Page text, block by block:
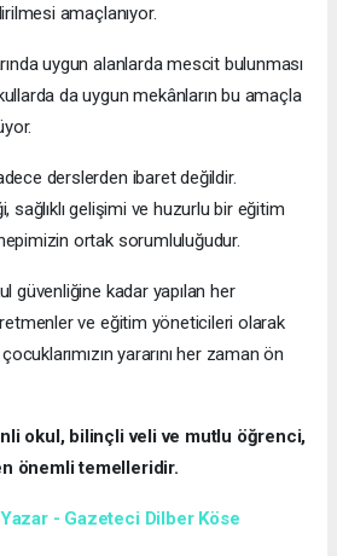
amaçlanıyor.
uygun alanlarda mescit bulunması
da uygun mekânların bu amaçla
derslerden ibaret değildir.
sağlıklı gelişimi ve huzurlu bir eğitim
ortak sorumluluğudur.
güvenliğine kadar yapılan her
ve eğitim yöneticileri olarak
yararını her zaman ön
okul, bilinçli veli ve mutlu öğrenci,
önemli temelleridir.
- Gazeteci Dilber Köse